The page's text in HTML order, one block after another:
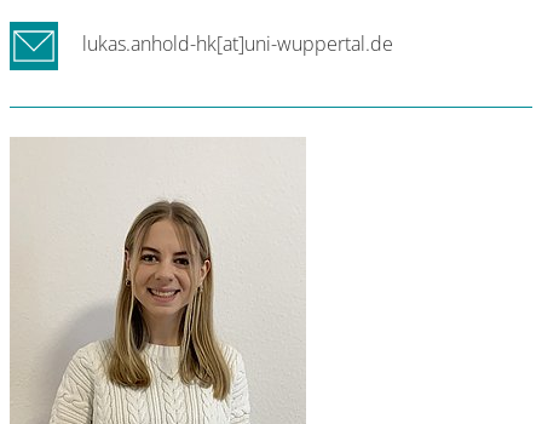
lukas.anhold-hk[at]uni-wuppertal.de